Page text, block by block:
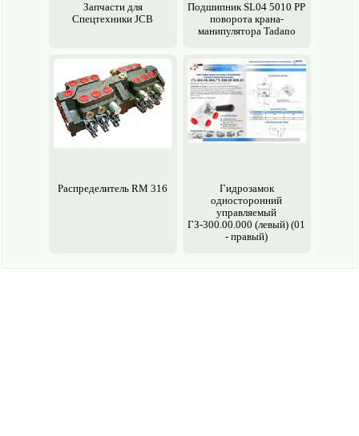
Запчасти для
Спецтехники JCB
Подшипник SL04 5010 PP
поворота крана-
манипулятора Tadano
Распределитель RM 316
Гидрозамок
односторонний
управляемый
ГЗ-300.00.000 (левый) (01
- правый)